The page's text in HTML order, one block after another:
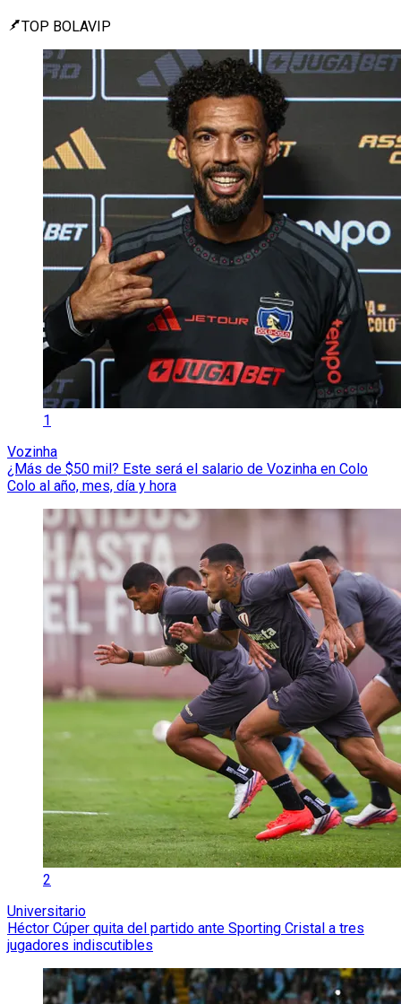
TOP BOLAVIP
1
Vozinha
¿Más de $50 mil? Este será el salario de Vozinha en Colo
Colo al año, mes, día y hora
2
Universitario
Héctor Cúper quita del partido ante Sporting Cristal a tres
jugadores indiscutibles